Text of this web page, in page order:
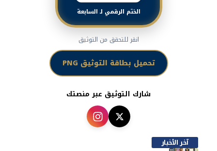
الختم الرقمي لـ السابعة
انقر للتحقق من التوثيق
تحميل بطاقة التوثيق PNG
شارك التوثيق عبر منصتك
آخر الأخبار